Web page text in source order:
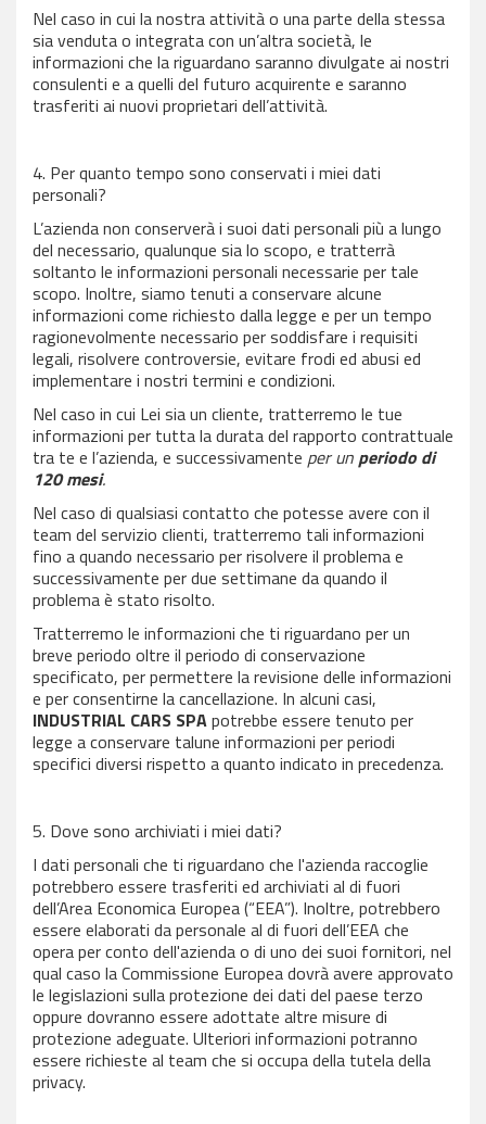
Nel caso in cui la nostra attività o una parte della stessa
sia venduta o integrata con un’altra società, le
informazioni che la riguardano saranno divulgate ai nostri
consulenti e a quelli del futuro acquirente e saranno
trasferiti ai nuovi proprietari dell’attività.
4. Per quanto tempo sono conservati i miei dati
personali?
L’azienda non conserverà i suoi dati personali più a lungo
del necessario, qualunque sia lo scopo, e tratterrà
soltanto le informazioni personali necessarie per tale
scopo. Inoltre, siamo tenuti a conservare alcune
informazioni come richiesto dalla legge e per un tempo
ragionevolmente necessario per soddisfare i requisiti
legali, risolvere controversie, evitare frodi ed abusi ed
implementare i nostri termini e condizioni.
Nel caso in cui Lei sia un cliente, tratterremo le tue
informazioni per tutta la durata del rapporto contrattuale
tra te e l’azienda, e successivamente per unperiodo di
120 mesi.
Nel caso di qualsiasi contatto che potesse avere con il
team del servizio clienti, tratterremo tali informazioni
fino a quando necessario per risolvere il problema e
successivamente per due settimane da quando il
problema è stato risolto.
Tratterremo le informazioni che ti riguardano per un
breve periodo oltre il periodo di conservazione
specificato, per permettere la revisione delle informazioni
e per consentirne la cancellazione. In alcuni casi,
INDUSTRIAL CARS SPApotrebbe essere tenuto per
legge a conservare talune informazioni per periodi
specifici diversi rispetto a quanto indicato in precedenza.
5. Dove sono archiviati i miei dati?
I dati personali che ti riguardano che l'azienda raccoglie
potrebbero essere trasferiti ed archiviati al di fuori
dell’Area Economica Europea (“EEA”). Inoltre, potrebbero
essere elaborati da personale al di fuori dell’EEA che
opera per conto dell'azienda o di uno dei suoi fornitori, nel
qual caso la Commissione Europea dovrà avere approvato
le legislazioni sulla protezione dei dati del paese terzo
oppure dovranno essere adottate altre misure di
protezione adeguate. Ulteriori informazioni potranno
essere richieste al team che si occupa della tutela della
privacy.